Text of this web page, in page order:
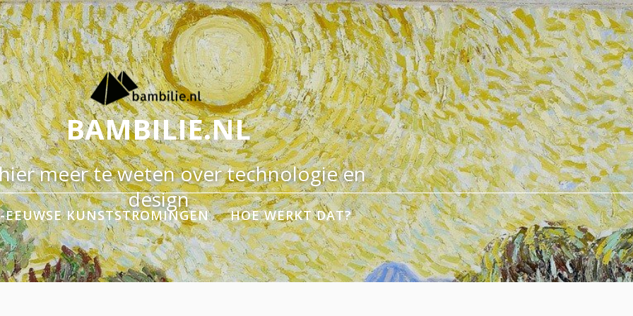
BAMBILIE.NL
meer te weten over technologie en
design
EEUWSE KUNSTSTROMINGEN HOE WERKT DAT?